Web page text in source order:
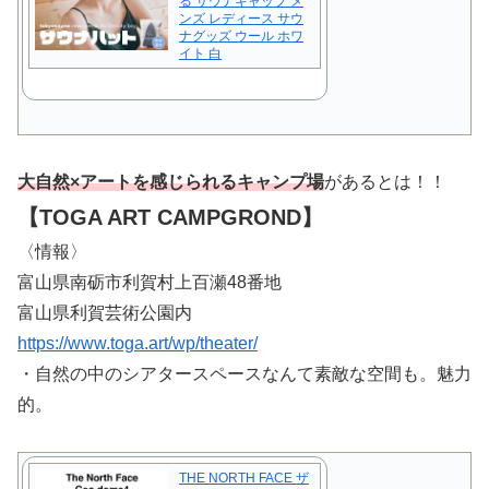
ンズ レディース サウ
ナグッズ ウール ホワ
イト 白
大自然×アートを感じられるキャンプ場があるとは！！
【TOGA ART CAMPGROND】
〈情報〉
富山県南砺市利賀村上百瀬48番地
富山県利賀芸術公園内
https://www.toga.art/wp/theater/
・自然の中のシアタースペースなんて素敵な空間も。魅力
的。
THE NORTH FACE ザ